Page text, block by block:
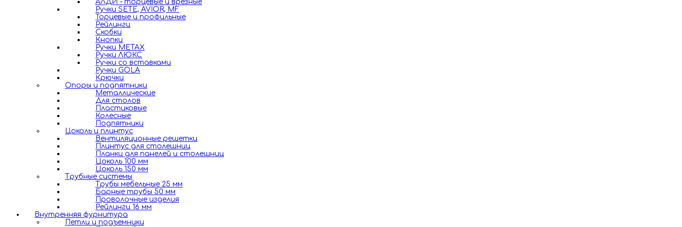
АЛДИ - торцевые и врезные
Ручки SETE, AVIOR, MF
Торцевые и профильные
Рейлинги
Скобки
Кнопки
Ручки METAX
Ручки ЛЮКС
Ручки со вставками
Ручки GOLA
Крючки
Опоры и подпятники
Металлические
Для столов
Пластиковые
Колесные
Подпятники
Цоколь и плинтус
Вентиляционные решетки
Плинтус для столешниц
Планки для панелей и столешниц
Цоколь 100 мм
Цоколь 150 мм
Трубные системы
Трубы мебельные 25 мм
Барные трубы 50 мм
Проволочные изделия
Рейлинги 16 мм
Внутренняя фурнитура
Петли и подъемники